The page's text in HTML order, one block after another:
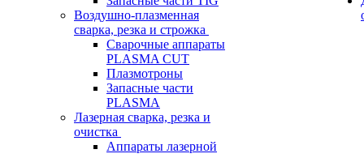
Воздушно-плазменная
сварка, резка и строжка
Сварочные аппараты
PLASMA CUT
Плазмотроны
Запасные части
PLASMA
Лазерная сварка, резка и
очистка
Аппараты лазерной